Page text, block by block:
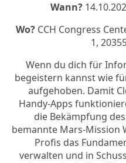
Wann?
Wo? CCH Congress
1,
Wenn du dich für
begeistern kannst wie
aufgehoben. Damit
Handy-Apps
die Bekämpfung
bemannte Mars-Mission
Profis das
verwalten und in